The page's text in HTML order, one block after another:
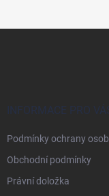
INFORMACE PRO
Podmínky ochrany
Obchodní podmínky
Právní doložka